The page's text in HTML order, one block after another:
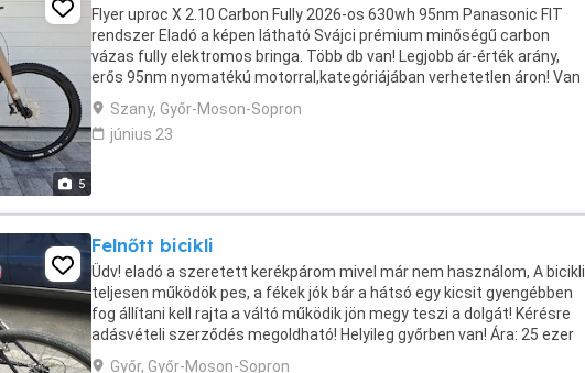
5
Flyer uproc X 2.10 Carbon Fully 2026-os 630wh 95nm Panasonic FIT
rendszer Eladó a képen látható Svájci prémium minőségű carbon
vázas fully elektromos bringa. Több db van! Legjobb ár-érték arány,
erős 95nm nyomatékú motorral,kategóriájában verhetetlen áron! Van
M,L,XL méretben! Garanciával!!! Panasonic ...
Szany, Győr-Moson-Sopron
június 23
Felnőtt bicikli
Üdv! eladó a szeretett kerékpárom mivel már nem használom, A bicikli
teljesen működök pes, a fékek jók bár a hátsó egy kicsit gyengébben
fog állítani kell rajta a váltó működik jön megy teszi a dolgát! Kérésre
adásvételi szerződés megoldható! Helyileg győrben van! Ára: 25 ezer
Ft!!
Győr, Győr-Moson-Sopron